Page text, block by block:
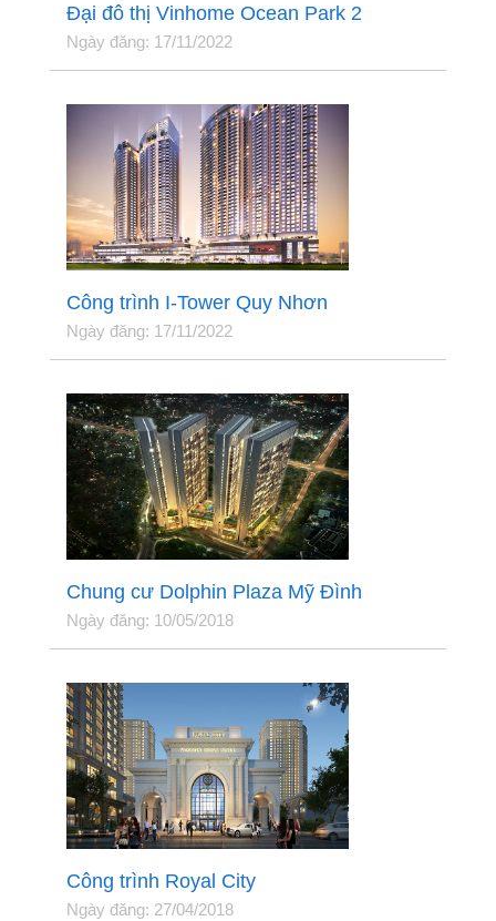
Đại đô thị Vinhome Ocean Park 2
Ngày đăng: 17/11/2022
Công trình I-Tower Quy Nhơn
Ngày đăng: 17/11/2022
Chung cư Dolphin Plaza Mỹ Đình
Ngày đăng: 10/05/2018
Công trình Royal City
Ngày đăng: 27/04/2018